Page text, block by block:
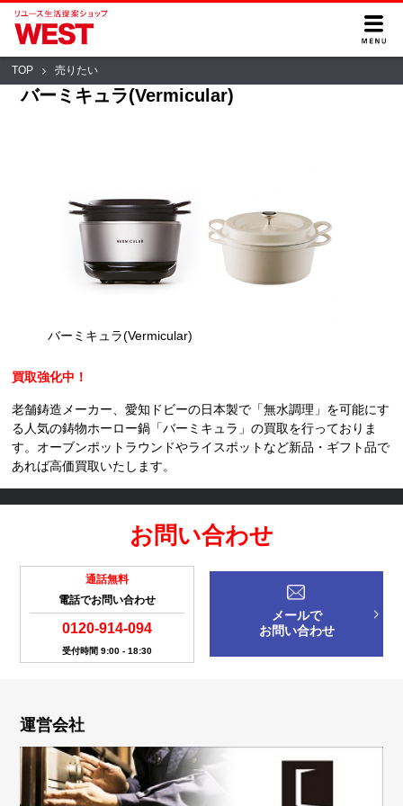
TOP 売りたい
バーミキュラ(Vermicular)
バーミキュラ(Vermicular)
買取強化中！
老舗鋳造メーカー、愛知ドビーの日本製で「無水調理」を可能にす
る人気の鋳物ホーロー鍋「バーミキュラ」の買取を行っておりま
す。オーブンポットラウンドやライスポットなど新品・ギフト品で
あれば高価買取いたします。
お問い合わせ
通話無料
電話でお問い合わせ
0120-914-094
受付時間 9:00 - 18:30
メールで
お問い合わせ
運営会社